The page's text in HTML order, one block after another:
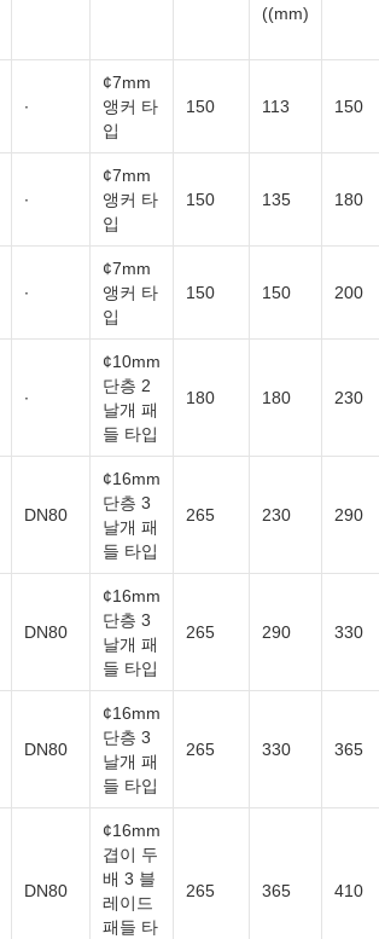
((mm)
∙
¢7mm
앵커 타
입
150 113 150
∙
¢7mm
앵커 타
입
150 135 180
∙
¢7mm
앵커 타
입
150 150 200
∙
¢10mm
단층 2
날개 패
들 타입
180 180 230
DN80
¢16mm
단층 3
날개 패
들 타입
265 230 290
DN80
¢16mm
단층 3
날개 패
들 타입
265 290 330
DN80
¢16mm
단층 3
날개 패
들 타입
265 330 365
DN80
¢16mm
겹이 두
배 3 블
레이드
패들 타
265 365 410